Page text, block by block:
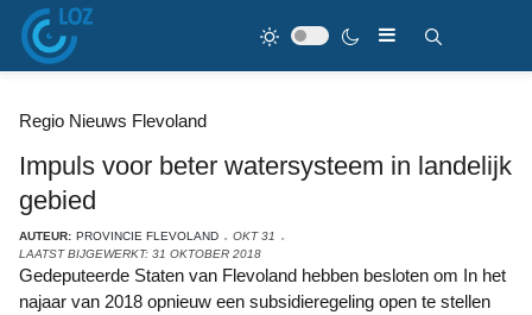
Regio Nieuws Flevoland
Impuls voor beter watersysteem in landelijk
gebied
AUTEUR: PROVINCIE FLEVOLAND
OKT 31
LAATST BIJGEWERKT: 31 OKTOBER 2018
Gedeputeerde Staten van Flevoland hebben besloten om In het
najaar van 2018 opnieuw een subsidieregeling open te stellen